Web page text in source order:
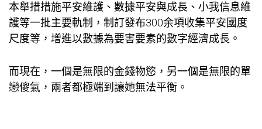
本舉措措施平安維護、數據平安與成長、小我信息維
護等一批主要軌制，制訂發布300余項收集平安國度
尺度等，增進以數據為要害要素的數字經濟成長。
而現在，一個是無限的金錢物慾，另一個是無限的單
戀傻氣，兩者都極端到讓她無法平衡。